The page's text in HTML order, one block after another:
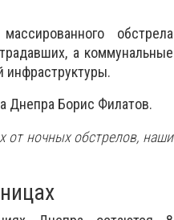
обстрела
а коммунальные
Днепра Борис Филатов.
от ночных обстрелов, наши